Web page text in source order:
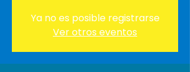
Ya no es posible registrarse
Ver otros eventos